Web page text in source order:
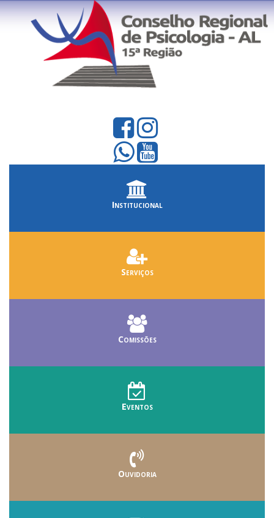
Institucional
Serviços
Comissões
Eventos
Ouvidoria